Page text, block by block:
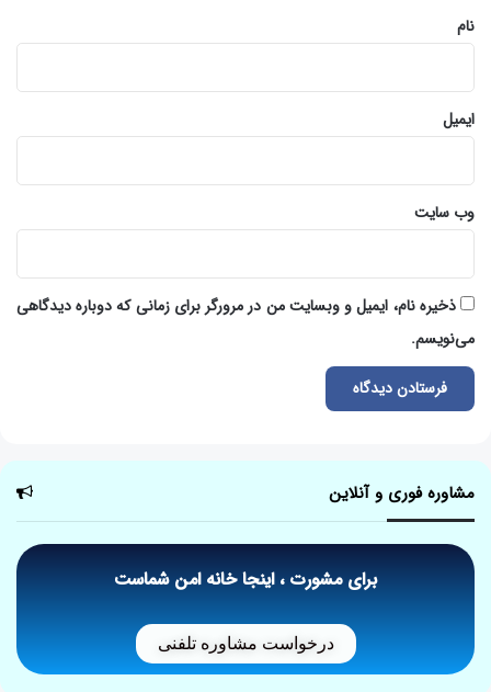
نام
ایمیل
وب‌ سایت
ذخیره نام، ایمیل و وبسایت من در مرورگر برای زمانی که دوباره دیدگاهی
می‌نویسم.
مشاوره فوری و آنلاین
برای مشورت ، اینجا خانه امن شماست
درخواست مشاوره تلفنی